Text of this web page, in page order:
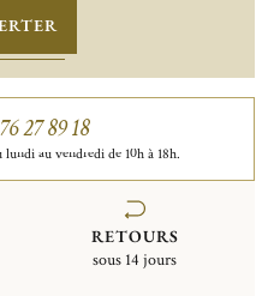
27 89 18
au vendredi de 10h à 18h.
RETOURS
sous 14 jours